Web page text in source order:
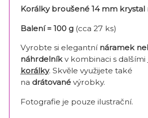
Korálky broušené 14 mm krystal
Balení = 100 g(cca 27 ks)
Vyrobte si elegantnínáramek
náhrdelníkv kombinaci s dalšími
korálky. Skvěle využijete také
na drátovanévýrobky.
Fotografie je pouze ilustrační.